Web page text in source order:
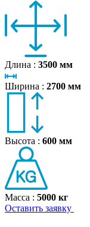
Длина : 3500 мм
Ширина : 2700 мм
Высота : 600 мм
Масса : 5000 кг
Оставить заявку